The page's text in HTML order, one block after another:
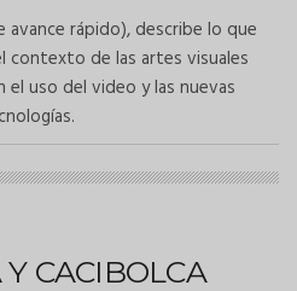
rápido), describe lo que
contexto de las artes visuales
el uso del video y las nuevas
CACIBOLCA